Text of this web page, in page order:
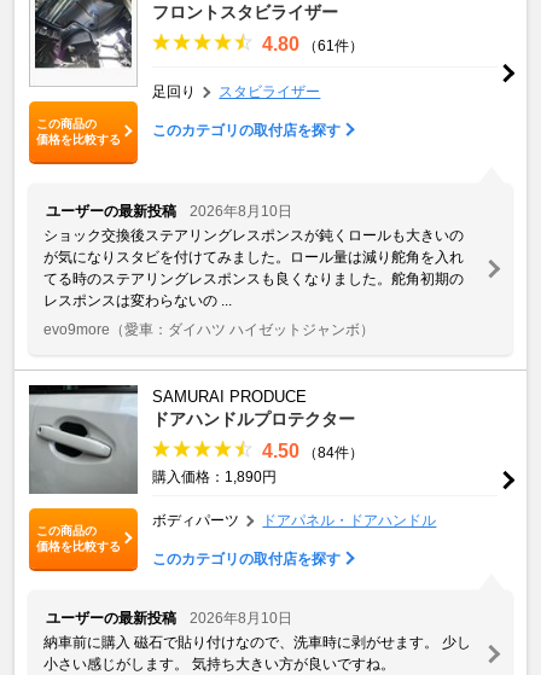
この商品の
価格を比較する
フロントスタビライザー
4.80 （61件）
足回り スタビライザー
このカテゴリの取付店を探す
ユーザーの最新投稿
2026年8月10日
ショック交換後ステアリングレスポンスが鈍くロールも大きいの
が気になりスタビを付けてみました。ロール量は減り舵角を入れ
てる時のステアリングレスポンスも良くなりました。舵角初期の
レスポンスは変わらないの ...
evo9more （愛車：ダイハツ ハイゼットジャンボ）
この商品の
価格を比較する
SAMURAI PRODUCE
ドアハンドルプロテクター
4.50
（84件）
購入価格：1,890円
ボディパーツ ドアパネル・ドアハンドル
このカテゴリの取付店を探す
ユーザーの最新投稿
2026年8月10日
納車前に購入 磁石で貼り付けなので、洗車時に剥がせます。 少し
小さい感じがします。 気持ち大きい方が良いですね。